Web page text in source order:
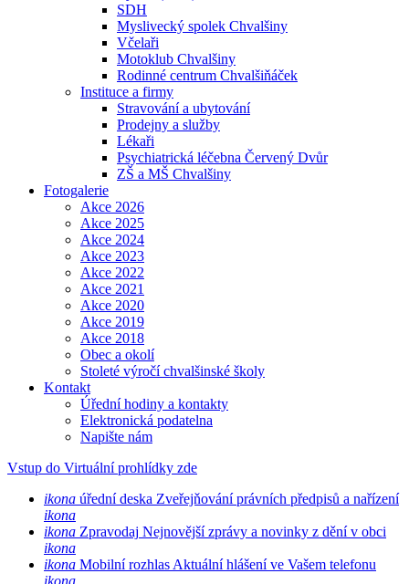
SDH
Myslivecký spolek Chvalšiny
Včelaři
Motoklub Chvalšiny
Rodinné centrum Chvalšiňáček
Instituce a firmy
Stravování a ubytování
Prodejny a služby
Lékaři
Psychiatrická léčebna Červený Dvůr
ZŠ a MŠ Chvalšiny
Fotogalerie
Akce 2026
Akce 2025
Akce 2024
Akce 2023
Akce 2022
Akce 2021
Akce 2020
Akce 2019
Akce 2018
Obec a okolí
Stoleté výročí chvalšinské školy
Kontakt
Úřední hodiny a kontakty
Elektronická podatelna
Napište nám
Vstup do Virtuální prohlídky zde
ikona úřední deska Zveřejňování právních předpisů a nařízení
ikona
ikona Zpravodaj Nejnovější zprávy a novinky z dění v obci
ikona
ikona Mobilní rozhlas Aktuální hlášení ve Vašem telefonu
ikona